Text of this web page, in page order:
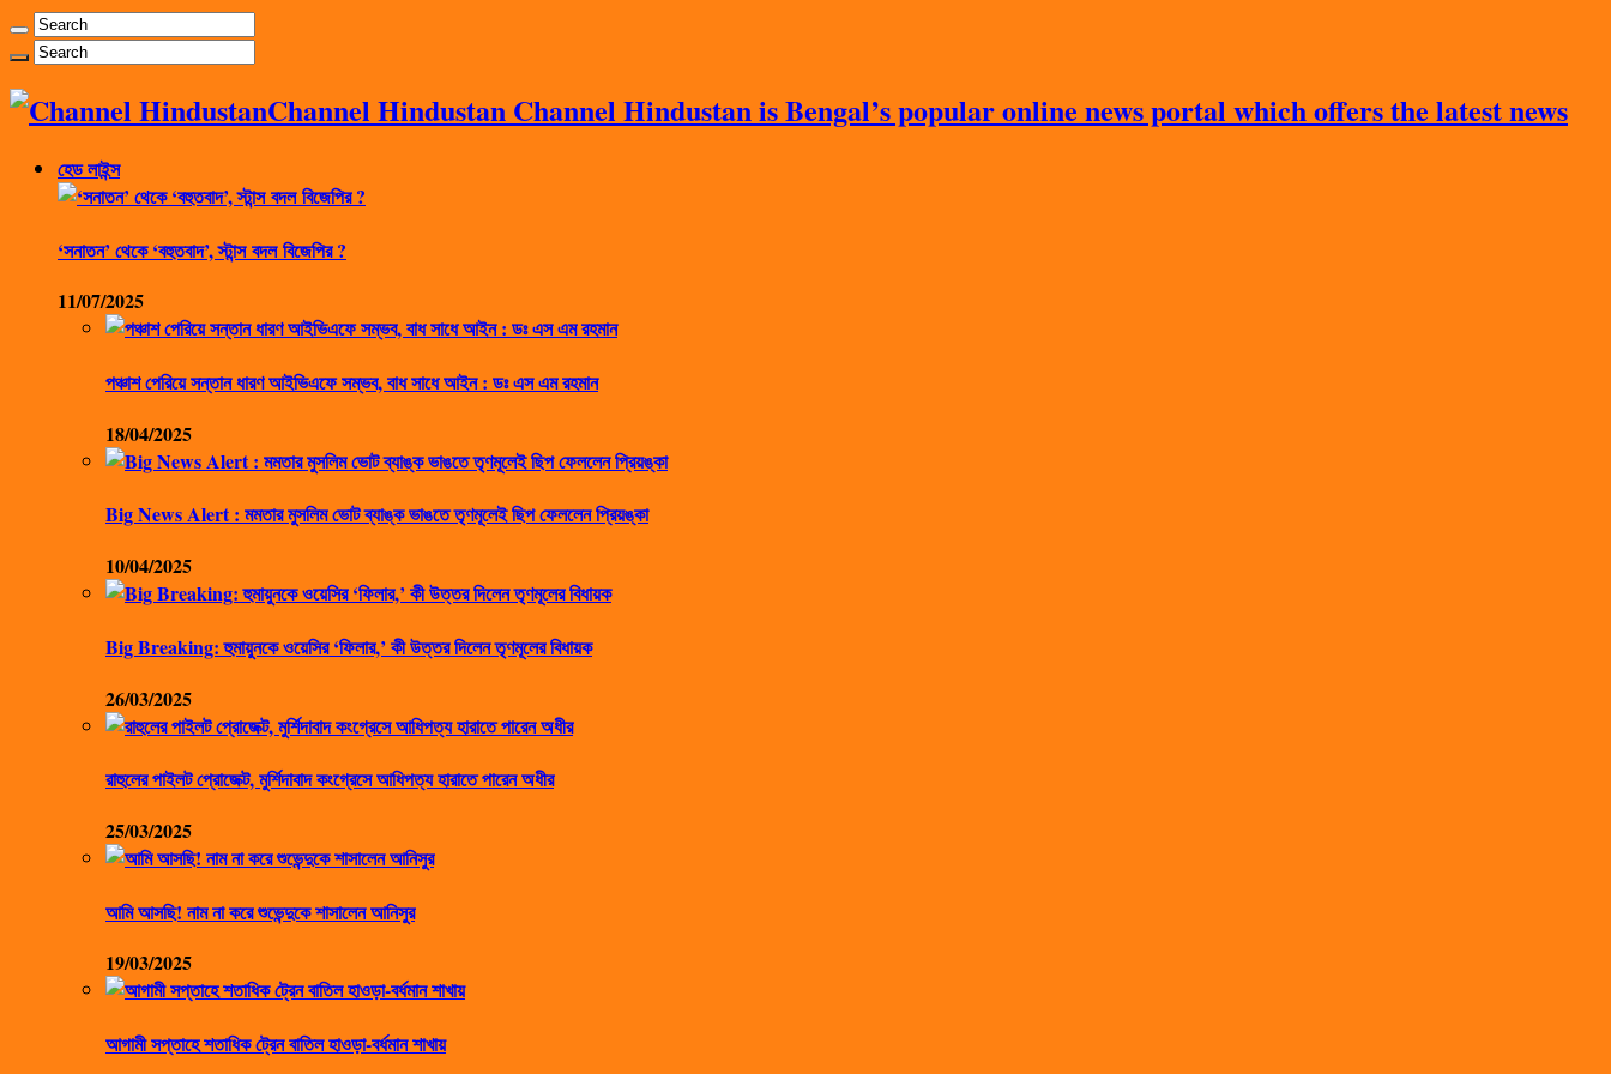
Channel Hindustan Channel Hindustan is Bengal’s popular online news portal which offers the latest news
হেড লাইন্স
‘সনাতন’ থেকে ‘বহুতবাদ’, স্টান্স বদল বিজেপির ?
11/07/2025
পঞ্চাশ পেরিয়ে সন্তান ধারণ আইভিএফে সম্ভব, বাধ সাধে আইন : ডঃ এস এম রহমান
18/04/2025
Big News Alert : মমতার মুসলিম ভোট ব্যাঙ্ক ভাঙতে তৃণমূলেই ছিপ ফেললেন প্রিয়ঙ্কা
10/04/2025
Big Breaking: হুমায়ুনকে ওয়েসির ‘ফিলার,’ কী উত্তর দিলেন তৃণমূলের বিধায়ক
26/03/2025
রাহুলের পাইলট প্রোজেক্ট, মুর্শিদাবাদ কংগ্রেসে আধিপত্য হারাতে পারেন অধীর
25/03/2025
আমি আসছি! নাম না করে শুভেন্দুকে শাসালেন আনিসুর
19/03/2025
আগামী সপ্তাহে শতাধিক ট্রেন বাতিল হাওড়া-বর্ধমান শাখায়